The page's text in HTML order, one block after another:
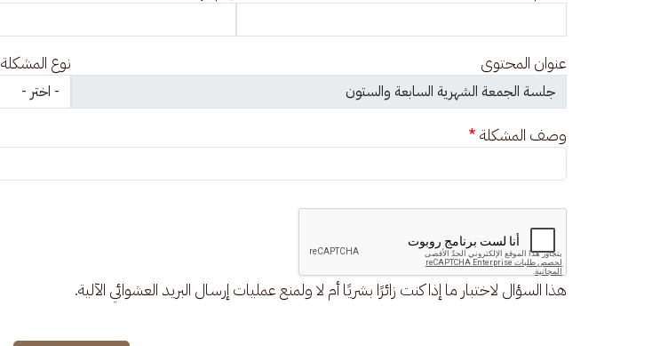
عنوان المحتوى نوع المشكلة
وصف المشكلة
هذا السؤال لاختبار ما إذا كنت زائرًا بشريًا أم لا ولمنع عمليات إرسال البريد العشوائي الآلية.